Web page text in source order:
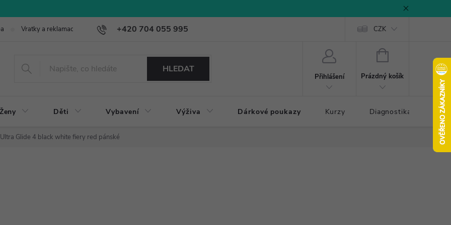
+420 704 055 995
Vratky a reklamace CZK
HLEDAT
Přihlášení
NÁKUPNÍ
Prázdný košík
Ženy Děti Vybavení Výživa Dárkové poukazy Kurzy Diagnostika došlapu
Glide 4 black white fiery red pánské